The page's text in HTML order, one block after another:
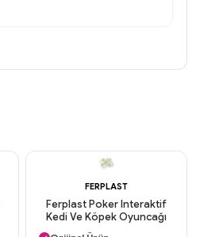
FERPLAST
Ferplast Poker Interaktif
Kedi Ve Köpek Oyuncağı
Aynı Gün Kargo